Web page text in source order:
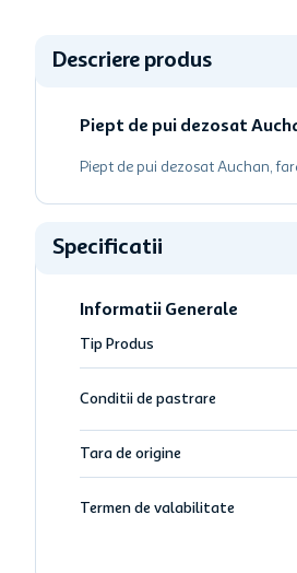
Descriere produs
Piept de pui dezosat
Piept de pui dezosat Auchan,
Specificatii
Informatii Generale
Tip Produs
Conditii de pastrare
Tara de origine
Termen de valabilitate